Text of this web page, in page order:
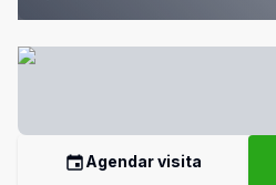
Agendar visita